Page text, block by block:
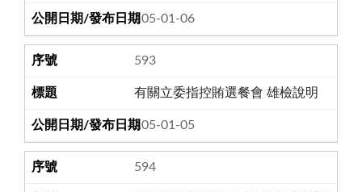
105-01-06
593
有關立委指控賄選餐會 雄檢說明
105-01-05
594